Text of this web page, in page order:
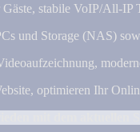
stabile VoIP/All-IP
und Storage (NAS)
optimieren Ihr